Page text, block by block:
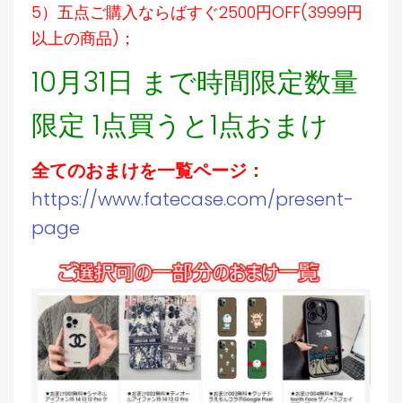
5）五点ご購入ならばすぐ2500円OFF(3999円
以上の商品)；
10月31日 まで時間限定数量
限定 1点買うと1点おまけ
全てのおまけを一覧ページ：
https://www.fatecase.com/present-
page